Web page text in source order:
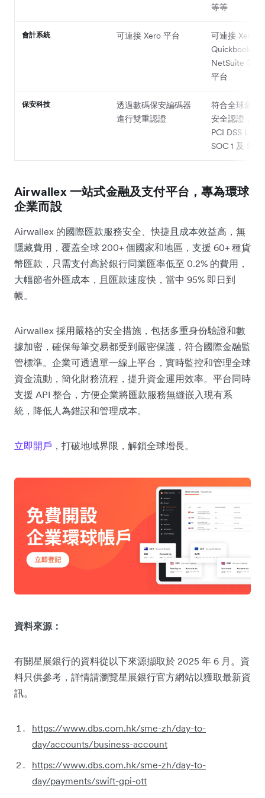
等等
會計系統 可連接 Xero 平台
可連接 Xero、
Quickbooks、
NetSuite 等
平台
保安科技
透過數碼保安編碼器
進行雙重認證
符合全球最高
安全認證，包
PCI DSS
SOC 1 及
Airwallex 一站式金融及支付平台，專為環球
企業而設
Airwallex 的國際匯款服務安全、快捷且成本效益高，無
隱藏費用，覆蓋全球 200+ 個國家和地區，支援 60+ 種貨
幣匯款，只需支付高於銀行同業匯率低至 0.2% 的費用，
大幅節省外匯成本，且匯款速度快，當中 95% 即日到
帳。
Airwallex 採用嚴格的安全措施，包括多重身份驗證和數
據加密，確保每筆交易都受到嚴密保護，符合國際金融監
管標準。企業可透過單一線上平台，實時監控和管理全球
資金流動，簡化財務流程，提升資金運用效率。平台同時
支援 API 整合，方便企業將匯款服務無縫嵌入現有系
統，降低人為錯誤和管理成本。
立即開戶 ，打破地域界限，解鎖全球增長。
資料來源：
有關星展銀行的資料從以下來源擷取於 2025 年 6 月。資
料只供參考，詳情請瀏覽星展銀行官方網站以獲取最新資
訊。
https://www.dbs.com.hk/sme-zh/day-to-
day/accounts/business-account
https://www.dbs.com.hk/sme-zh/day-to-
day/payments/swift-gpi-ott